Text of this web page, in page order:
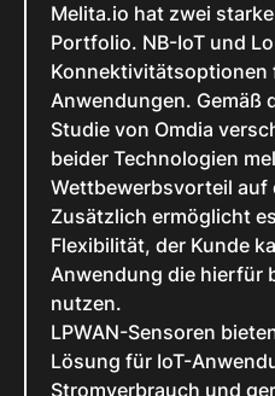
Melita.io hat zwei
Portfolio. NB-IoT und
Konnektivitätsoptionen
Anwendungen. Gemäß
Studie von Omdia
beider Technologien
Wettbewerbsvorteil auf
Zusätzlich ermöglicht
Flexibilität, der Kunde
Anwendung die hierfür
nutzen.
LPWAN-Sensoren
Lösung für IoT-
Stromverbrauch und